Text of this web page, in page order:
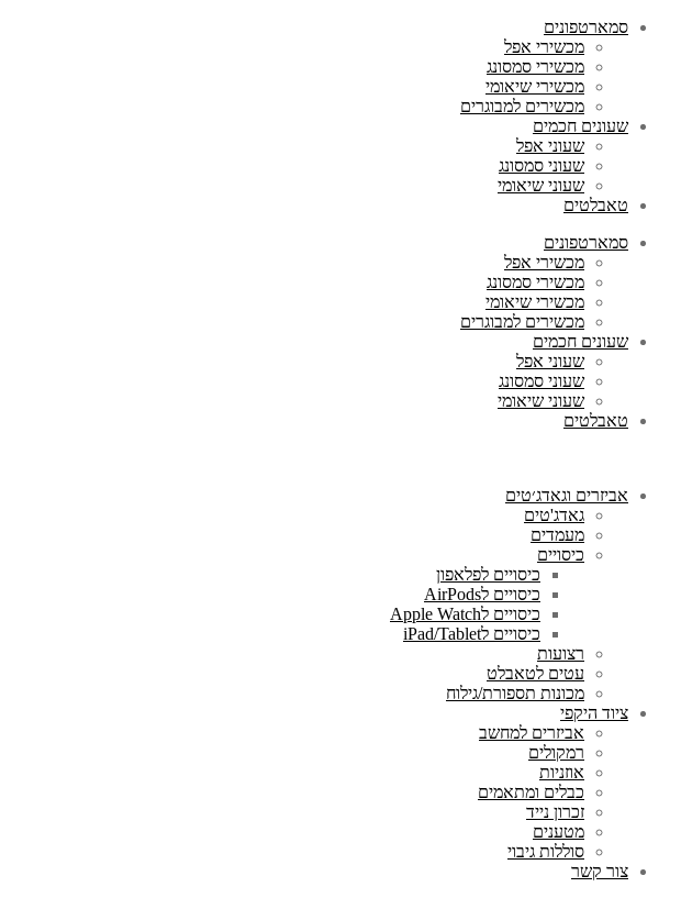
סמארטפונים
מכשירי אפל
מכשירי סמסונג
מכשירי שיאומי
מכשירים למבוגרים
שעונים חכמים
שעוני אפל
שעוני סמסונג
שעוני שיאומי
טאבלטים
סמארטפונים
מכשירי אפל
מכשירי סמסונג
מכשירי שיאומי
מכשירים למבוגרים
שעונים חכמים
שעוני אפל
שעוני סמסונג
שעוני שיאומי
טאבלטים
אביזרים וגאדג׳טים
גאדג'טים
מעמדים
כיסויים
כיסויים לפלאפון
כיסויים לAirPods
כיסויים לApple Watch
כיסויים לiPad/Tablet
רצועות
עטים לטאבלט
מכונות תספורת/גילוח
ציוד היקפי
אביזרים למחשב
רמקולים
אוזניות
כבלים ומתאמים
זכרון נייד
מטענים
סוללות גיבוי
צור קשר